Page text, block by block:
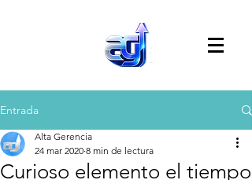
Entrada
Curioso elemento el tiempo
Alta Gerencia
24 mar 2020 8 min de lectura